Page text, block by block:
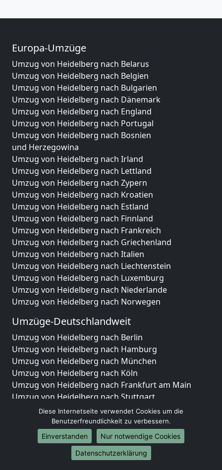
Europa-Umzüge
Umzug von Heidelberg nach Belarus
Umzug von Heidelberg nach Belgien
Umzug von Heidelberg nach Bulgarien
Umzug von Heidelberg nach Dänemark
Umzug von Heidelberg nach England
Umzug von Heidelberg nach Portugal
Umzug von Heidelberg nach Bosnien
und Herzegowina
Umzug von Heidelberg nach Irland
Umzug von Heidelberg nach Lettland
Umzug von Heidelberg nach Zypern
Umzug von Heidelberg nach Kroatien
Umzug von Heidelberg nach Estland
Umzug von Heidelberg nach Finnland
Umzug von Heidelberg nach Frankreich
Umzug von Heidelberg nach Griechenland
Umzug von Heidelberg nach Italien
Umzug von Heidelberg nach Liechtenstein
Umzug von Heidelberg nach Luxemburg
Umzug von Heidelberg nach Niederlande
Umzug von Heidelberg nach Norwegen
Umzüge-Deutschlandweit
Umzug von Heidelberg nach Berlin
Umzug von Heidelberg nach Hamburg
Umzug von Heidelberg nach München
Umzug von Heidelberg nach Köln
Umzug von Heidelberg nach Frankfurt am Main
Umzug von Heidelberg nach Stuttgart
Umzug von Heidelberg nach Düsseldorf
Umzug von Heidelberg nach Leipzig
Umzug von Heidelberg nach Dortmund
Umzug von Heidelberg nach Essen
Umzug von Heidelberg nach Bremen
Diese Internetseite verwendet Cookies um die
Benutzerfreundlichkeit zu verbessern.
Einverstanden
Nur notwendige Cookies
Datenschutzerklärung